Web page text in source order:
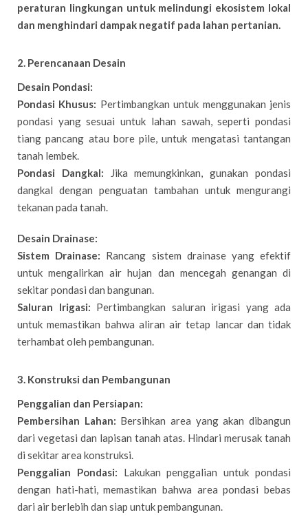
peraturan lingkungan untuk melindungi ekosistem lokal
dan menghindari dampak negatif pada lahan pertanian.
2. Perencanaan Desain
Desain Pondasi:
Pondasi Khusus: Pertimbangkan untuk menggunakan jenis
pondasi yang sesuai untuk lahan sawah, seperti pondasi
tiang pancang atau bore pile, untuk mengatasi tantangan
tanah lembek.
Pondasi Dangkal: Jika memungkinkan, gunakan pondasi
dangkal dengan penguatan tambahan untuk mengurangi
tekanan pada tanah.
Desain Drainase:
Sistem Drainase: Rancang sistem drainase yang efektif
untuk mengalirkan air hujan dan mencegah genangan di
sekitar pondasi dan bangunan.
Saluran Irigasi: Pertimbangkan saluran irigasi yang ada
untuk memastikan bahwa aliran air tetap lancar dan tidak
terhambat oleh pembangunan.
3. Konstruksi dan Pembangunan
Penggalian dan Persiapan:
Pembersihan Lahan: Bersihkan area yang akan dibangun
dari vegetasi dan lapisan tanah atas. Hindari merusak tanah
di sekitar area konstruksi.
Penggalian Pondasi: Lakukan penggalian untuk pondasi
dengan hati-hati, memastikan bahwa area pondasi bebas
dari air berlebih dan siap untuk pembangunan.